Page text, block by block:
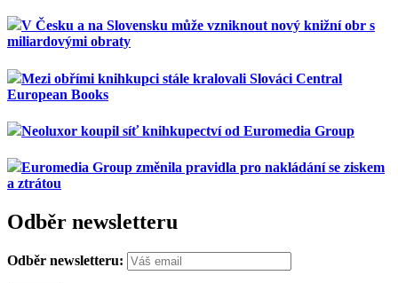
V Česku a na Slovensku může vzniknout nový knižní obr s
miliardovými obraty
Mezi obřími knihkupci stále kralovali Slováci Central
European Books
Neoluxor koupil síť knihkupectví od Euromedia Group
Euromedia Group změnila pravidla pro nakládání se ziskem
a ztrátou
Odběr newsletteru
Odběr newsletteru: